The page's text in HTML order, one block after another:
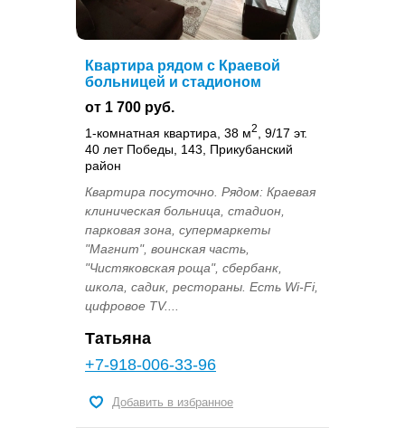
Квартира рядом с Краевой
больницей и стадионом
от 1 700 руб.
1-комнатная квартира, 38 м2
, 9/17 эт.
40 лет Победы, 143, Прикубанский
район
Квартира посуточно. Рядом: Краевая
клиническая больница, стадион,
парковая зона, супермаркеты
"Магнит", воинская часть,
"Чистяковская роща", сбербанк,
школа, садик, рестораны. Есть Wi-Fi,
цифровое TV....
Татьяна
+7-918-006-33-96
Добавить в избранное